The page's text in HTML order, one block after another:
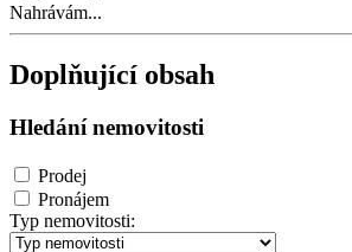
Nahrávám...
Doplňující obsah
Hledání nemovitosti
Prodej
Pronájem
Typ nemovitosti: